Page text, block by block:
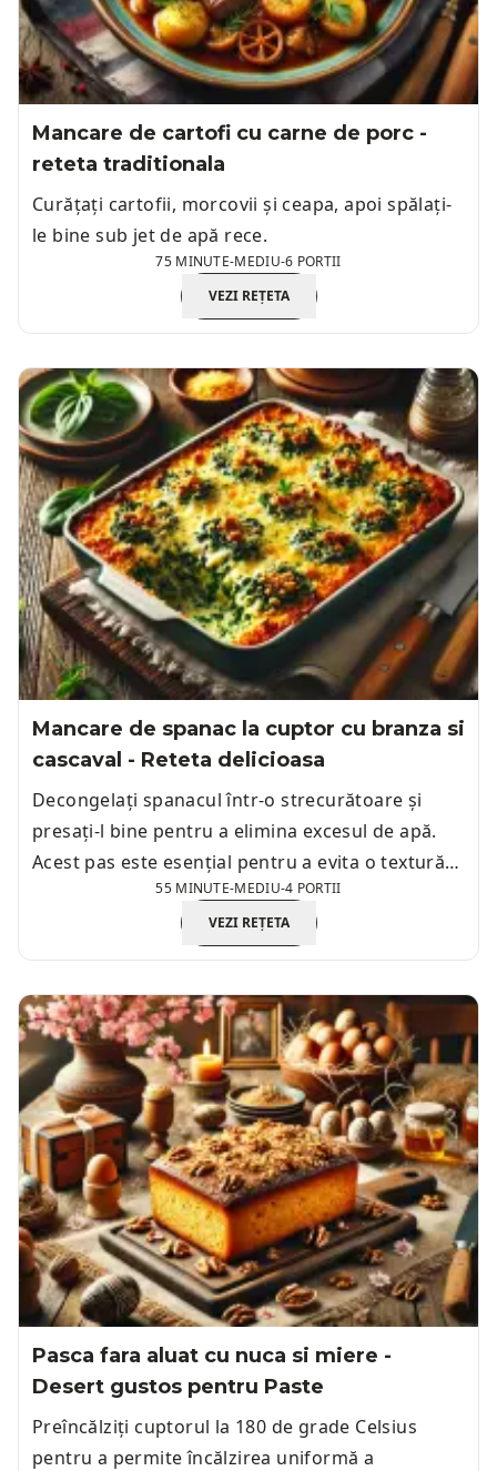
Mancare de cartofi cu carne de porc -
reteta traditionala
Curățați cartofii, morcovii și ceapa, apoi spălați-
le bine sub jet de apă rece.
75 MINUTE-MEDIU-6 PORTII
VEZI REȚETA
Mancare de spanac la cuptor cu branza si
cascaval - Reteta delicioasa
Decongelați spanacul într-o strecurătoare și
presați-l bine pentru a elimina excesul de apă.
Acest pas este esențial pentru a evita o textură
apoasă a preparatului.
55 MINUTE-MEDIU-4 PORTII
VEZI REȚETA
Pasca fara aluat cu nuca si miere -
Desert gustos pentru Paste
Preîncălziți cuptorul la 180 de grade Celsius
pentru a permite încălzirea uniformă a